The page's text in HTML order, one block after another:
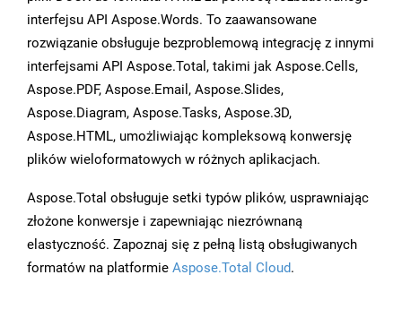
interfejsu API Aspose.Words. To zaawansowane
rozwiązanie obsługuje bezproblemową integrację z innymi
interfejsami API Aspose.Total, takimi jak Aspose.Cells,
Aspose.PDF, Aspose.Email, Aspose.Slides,
Aspose.Diagram, Aspose.Tasks, Aspose.3D,
Aspose.HTML, umożliwiając kompleksową konwersję
plików wieloformatowych w różnych aplikacjach.
Aspose.Total obsługuje setki typów plików, usprawniając
złożone konwersje i zapewniając niezrównaną
elastyczność. Zapoznaj się z pełną listą obsługiwanych
formatów na platformie Aspose.Total Cloud.